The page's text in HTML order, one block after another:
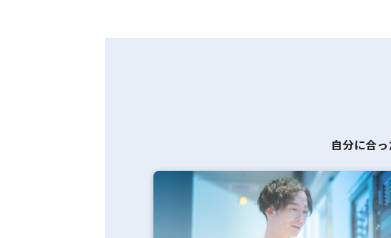
自分に合